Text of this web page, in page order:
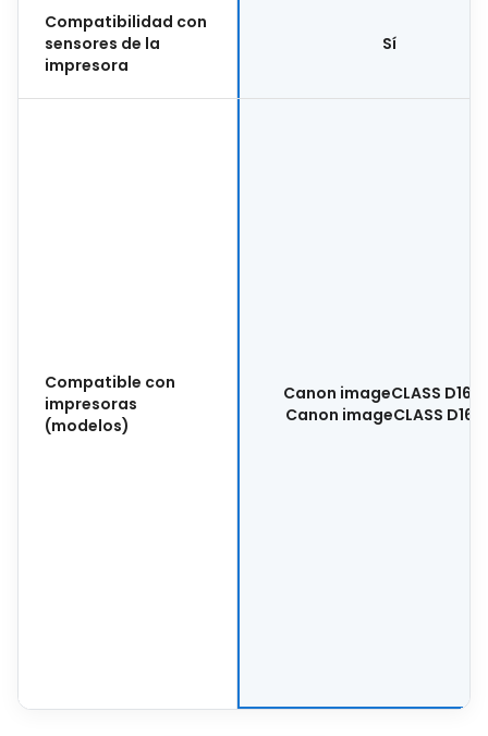
Compatibilidad con
sensores de la
impresora
Sí
Compatible con
impresoras
(modelos)
Canon imageCLASS
Canon imageCLASS